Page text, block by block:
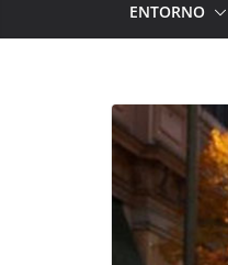
ENTORNO